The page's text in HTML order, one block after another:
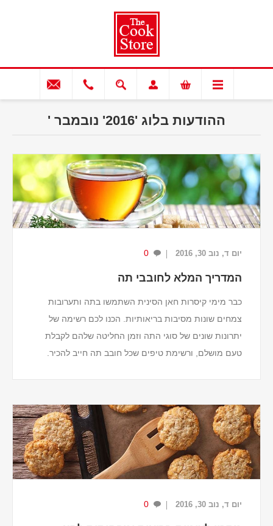
ההודעות בלוג '2016' נובמבר '
יום ד, נוב 30, 2016 0
המדריך המלא לחובבי תה
כבר מימי קיסרות חאן הסינית השתמשו בתה ותערובות
צמחים שונות מסיבות בריאותיות. הכנו לכם רשימה של
יתרונות שונים של סוגי התה וזמן החליטה שלהם לקבלת
טעם מושלם, ורשימת טיפים שכל חובב תה חייב להכיר.
יום ד, נוב 30, 2016 0